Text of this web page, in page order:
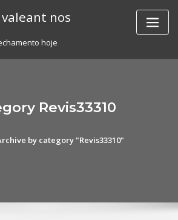
nos
hoje
Revis33310
by category "Revis33310"